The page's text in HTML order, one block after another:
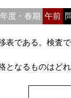
度・春期 午前
である。検査
なるものはど